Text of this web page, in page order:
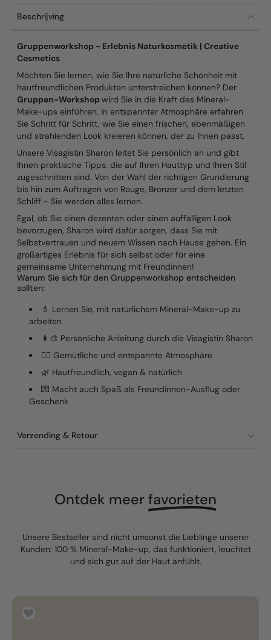
Beschrijving
Gruppenworkshop - Erlebnis Naturkosmetik | Creative
Cosmetics
Möchten Sie lernen, wie Sie Ihre natürliche Schönheit mit
hautfreundlichen Produkten unterstreichen können? Der
Gruppen-Workshopwird Sie in die Kraft des Mineral-
Make-ups einführen. In entspannter Atmosphäre erfahren
Sie Schritt für Schritt, wie Sie einen frischen, ebenmäßigen
und strahlenden Look kreieren können, der zu Ihnen passt.
Unsere Visagistin Sharon leitet Sie persönlich an und gibt
Ihnen praktische Tipps, die auf Ihren Hauttyp und Ihren Stil
zugeschnitten sind. Von der Wahl der richtigen Grundierung
bis hin zum Auftragen von Rouge, Bronzer und dem letzten
Schliff - Sie werden alles lernen.
Egal, ob Sie einen dezenten oder einen auffälligen Look
bevorzugen, Sharon wird dafür sorgen, dass Sie mit
Selbstvertrauen und neuem Wissen nach Hause gehen. Ein
großartiges Erlebnis für sich selbst oder für eine
gemeinsame Unternehmung mit Freundinnen!
Warum Sie sich für den Gruppenworkshop entscheiden
sollten:
💄 Lernen Sie, mit natürlichem Mineral-Make-up zu
arbeiten
👩‍🎨 Persönliche Anleitung durch die Visagistin Sharon
🧖‍♀️ Gemütliche und entspannte Atmosphäre
🌿 Hautfreundlich, vegan & natürlich
💌 Macht auch Spaß als Freundinnen-Ausflug oder
Geschenk
Verzending & Retour
Ontdek meerfavorieten
Unsere Bestseller sind nicht umsonst die Lieblinge unserer
Kunden: 100 % Mineral-Make-up, das funktioniert, leuchtet
und sich gut auf der Haut anfühlt.